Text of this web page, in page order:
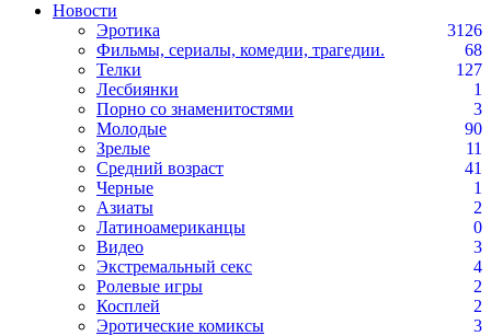
Новости
Эротика
3126
Фильмы, сериалы, комедии, трагедии.
68
Телки
127
Лесбиянки
1
Порно со знаменитостями
3
Молодые
90
Зрелые
11
Средний возраст
41
Черные
1
Азиаты
2
Латиноамериканцы
0
Видео
3
Экстремальный секс
4
Ролевые игры
2
Косплей
2
Эротические комиксы
3